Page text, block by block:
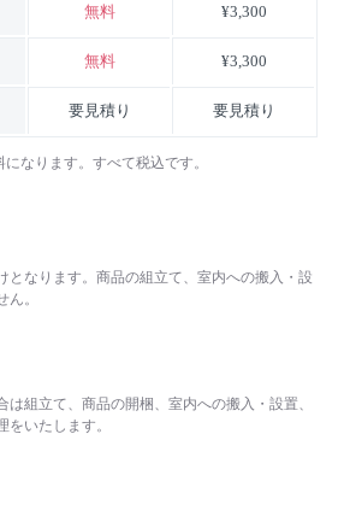
無料 ¥3,300
無料 ¥3,300
要見積り 要見積り
なります。すべて税込です。
となります。商品の組立て、室内への搬入・設
。
は組立て、商品の開梱、室内への搬入・設置、
をいたします。